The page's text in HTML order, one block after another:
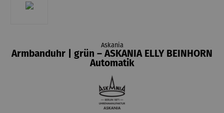
Askania
Armbanduhr | grün – ASKANIA ELLY BEINHORN
Automatik